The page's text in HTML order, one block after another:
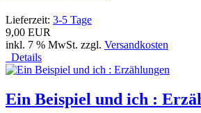
Lieferzeit: 3-5 Tage
9,00 EUR
inkl. 7 % MwSt. zzgl. Versandkosten
Details
Ein Beispiel und ich :